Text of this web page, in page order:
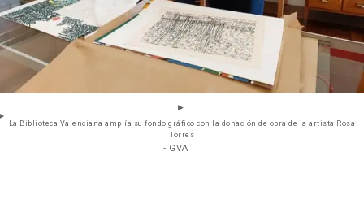
La Biblioteca Valenciana amplía su fondo gráfico con la donación de obra de la artista Rosa
Torres
- GVA